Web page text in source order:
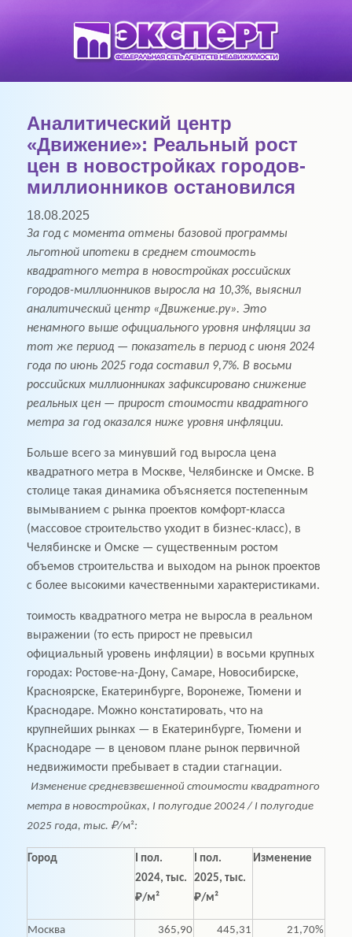
Аналитический центр
«Движение»: Реальный рост
цен в новостройках городов-
миллионников остановился
18.08.2025
За год с момента отмены базовой программы
льготной ипотеки в среднем стоимость
квадратного метра в новостройках российских
городов-миллионников выросла на 10,3%, выяснил
аналитический центр «Движение.ру». Это
ненамного выше официального уровня инфляции за
тот же период — показатель в период с июня 2024
года по июнь 2025 года составил 9,7%. В восьми
российских миллионниках зафиксировано снижение
реальных цен — прирост стоимости квадратного
метра за год оказался ниже уровня инфляции.
Больше всего за минувший год выросла цена
квадратного метра в Москве, Челябинске и Омске. В
столице такая динамика объясняется постепенным
вымыванием с рынка проектов комфорт-класса
(массовое строительство уходит в бизнес-класс), в
Челябинске и Омске — существенным ростом
объемов строительства и выходом на рынок проектов
с более высокими качественными характеристиками.
тоимость квадратного метра не выросла в реальном
выражении (то есть прирост не превысил
официальный уровень инфляции) в восьми крупных
городах: Ростове-на-Дону, Самаре, Новосибирске,
Красноярске, Екатеринбурге, Воронеже, Тюмени и
Краснодаре. Можно констатировать, что на
крупнейших рынках — в Екатеринбурге, Тюмени и
Краснодаре — в ценовом плане рынок первичной
недвижимости пребывает в стадии стагнации.
Изменение средневзвешенной стоимости квадратного
метра в новостройках, I полугодие 20024 / I полугодие
2025 года, тыс. ₽/м²:
Город
I пол.
2024, тыс.
₽/м²
I пол.
2025, тыс.
₽/м²
Изменение
Москва 365,90 445,31 21,70%